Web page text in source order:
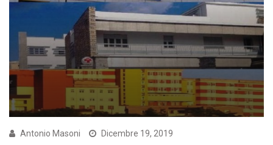
Antonio Masoni Dicembre 19, 2019